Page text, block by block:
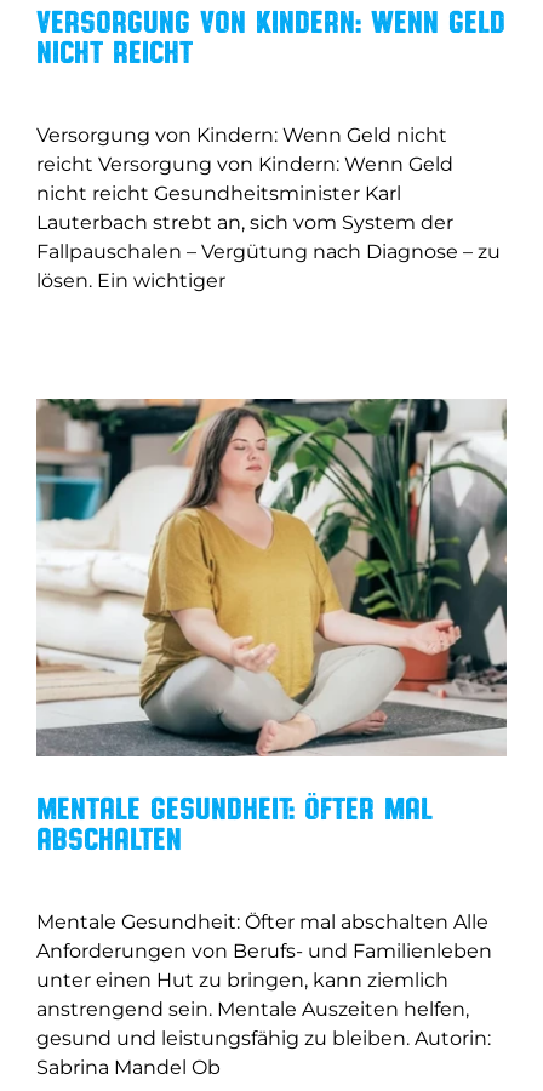
Versorgung von Kindern: Wenn Geld
nicht reicht
Versorgung von Kindern: Wenn Geld nicht
reicht Versorgung von Kindern: Wenn Geld
nicht reicht Gesundheitsminister Karl
Lauterbach strebt an, sich vom System der
Fallpauschalen – Vergütung nach Diagnose – zu
lösen. Ein wichtiger
Mentale Gesundheit: Öfter mal
abschalten
Mentale Gesundheit: Öfter mal abschalten Alle
Anforderungen von Berufs- und Familienleben
unter einen Hut zu bringen, kann ziemlich
anstrengend sein. Mentale Auszeiten helfen,
gesund und leistungsfähig zu bleiben. Autorin:
Sabrina Mandel Ob